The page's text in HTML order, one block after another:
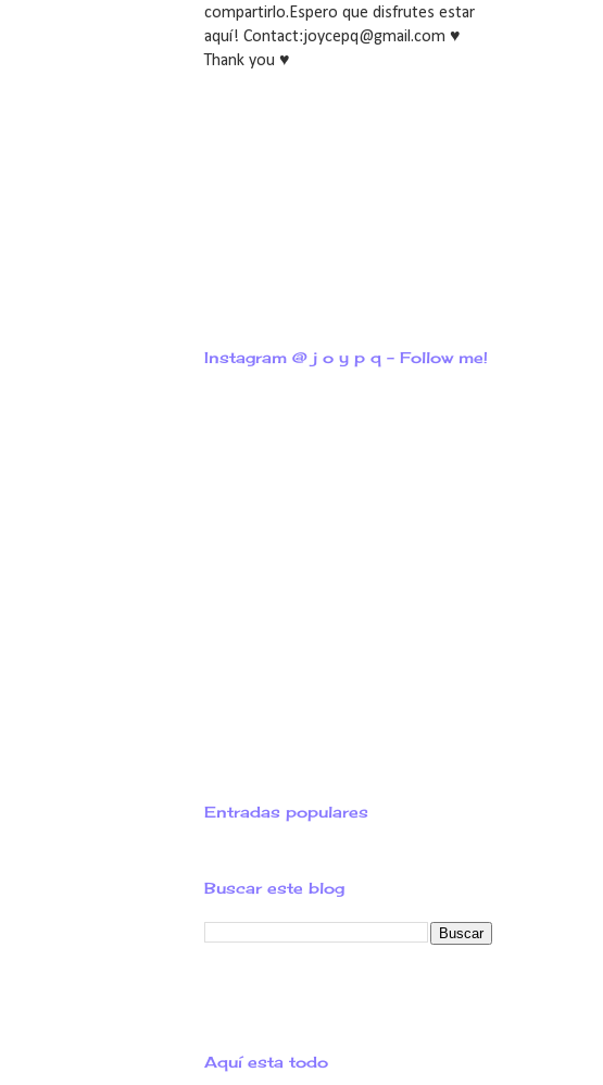
compartirlo.Espero que disfrutes estar
aquí! Contact:joycepq@gmail.com ♥
Thank you ♥
Instagram @ j o y p q - Follow me!
Entradas populares
Buscar este blog
Aquí esta todo